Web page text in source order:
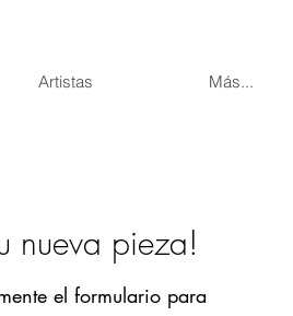
Artistas Más...
nueva pieza!
el formulario para